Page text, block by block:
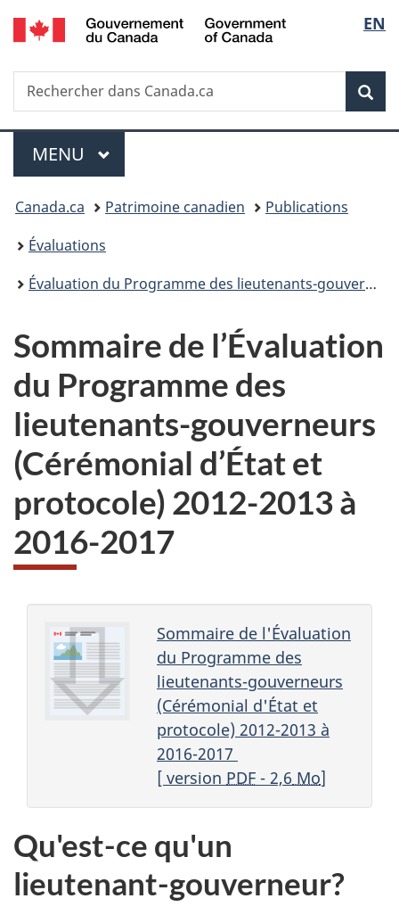
Passer
au
principal
Passer
à
Au
du
Passer
à
version
simplifiée
de
la
EN
Recherche
Rechercher
dans
Menu
MENU PRINCIPAL
Vous
êtes
ici :
Canada.ca Patrimoine canadien
Publications
Évaluations
Évaluation du Programme des lieutenants-gouverneurs 2012-2013 à 2016-2017
Sommaire de l’Évaluation
du Programme des
lieutenants-gouverneurs
(Cérémonial d’État et
protocole) 2012-2013 à
2016-2017
Sommaire de l'Évaluation
du Programme des
lieutenants-gouverneurs
(Cérémonial d'État et
protocole) 2012-2013 à
2016-2017
[ version PDF - 2,6 Mo]
Qu'est-ce qu'un
lieutenant-gouverneur?